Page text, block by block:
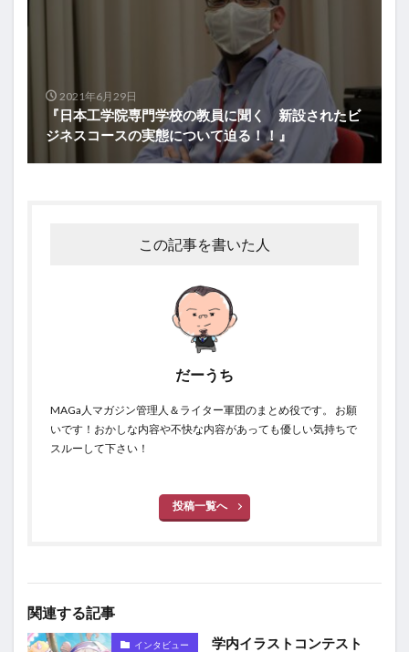
2021年6月29日
『日本工学院専門学校の教員に聞く 新設されたビ
ジネスコースの実態について迫る！！』
この記事を書いた人
だーうち
MAGa人マガジン管理人＆ライター軍団のまとめ役です。 お願
いです！おかしな内容や不快な内容があっても優しい気持ちで
スルーして下さい！
投稿一覧へ
関連する記事
インタビュー
学内イラストコンテスト